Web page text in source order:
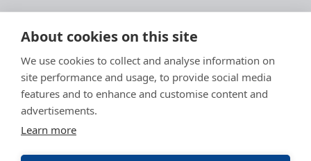
About cookies on this site
We use cookies to collect and analyse information on
site performance and usage, to provide social media
features and to enhance and customise content and
advertisements.
Learn more